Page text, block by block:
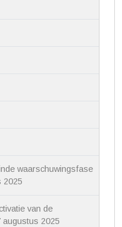
waarschuwingsfase
2025
van de
2025